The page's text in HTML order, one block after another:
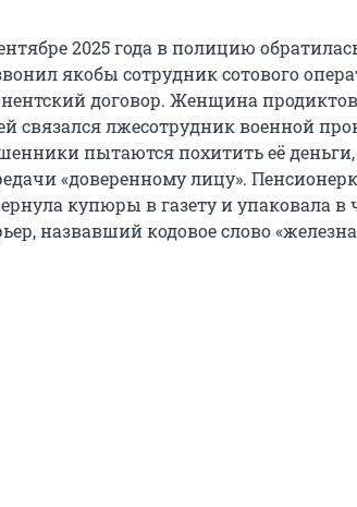
2025 года в полицию
якобы сотрудник сотового
договор. Женщина
связался лжесотрудник военной
пытаются похитить её
«доверенному лицу».
купюры в газету и упаковала
назвавший кодовое слово